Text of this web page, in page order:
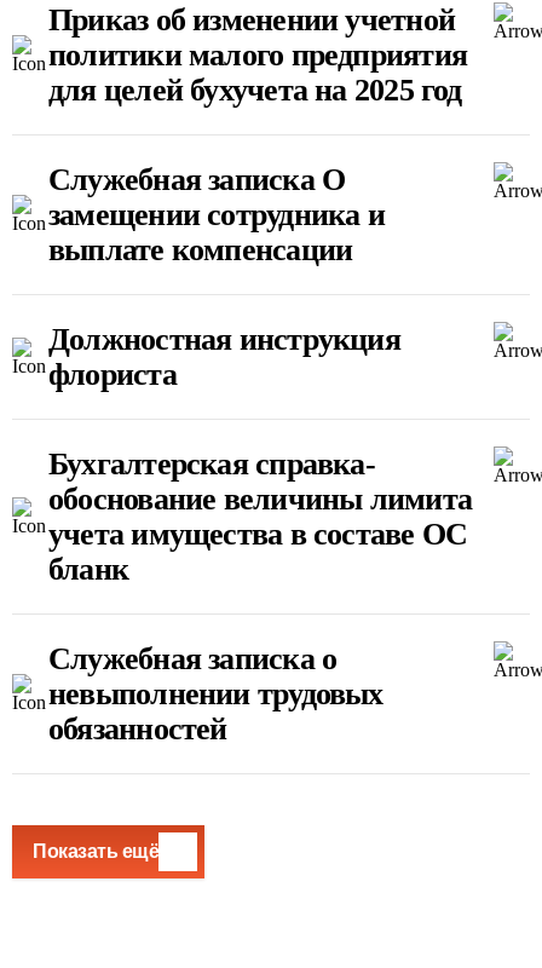
Приказ об изменении учетной
политики малого предприятия
для целей бухучета на 2025 год
Служебная записка О
замещении сотрудника и
выплате компенсации
Должностная инструкция
флориста
Бухгалтерская справка-
обоснование величины лимита
учета имущества в составе ОС
бланк
Служебная записка о
невыполнении трудовых
обязанностей
Показать ещё